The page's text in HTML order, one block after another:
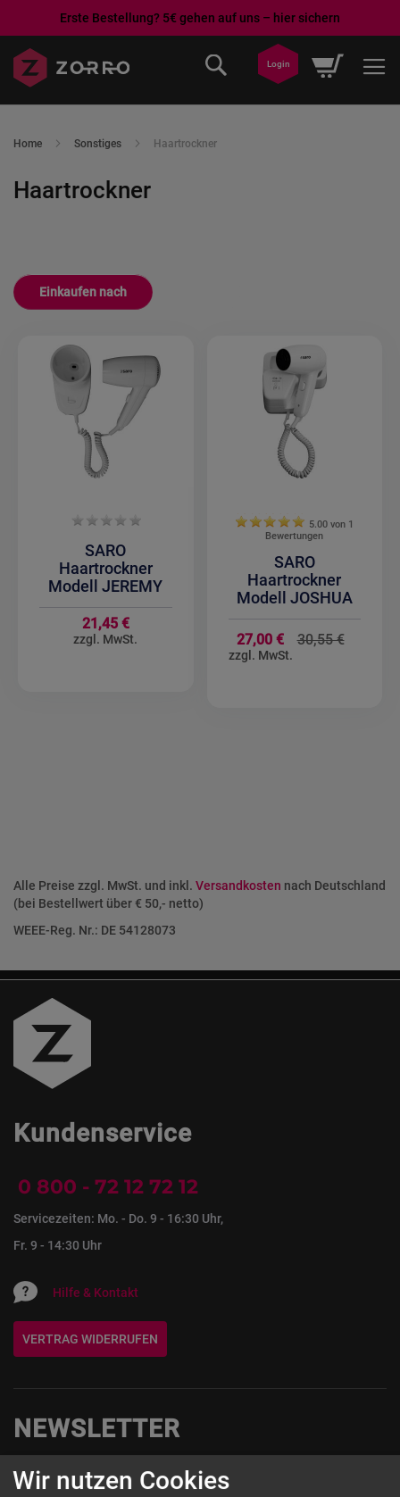
Erste Bestellung? 5€ gehen auf uns – hier sichern
zum
Mein
Login
Home Sonstiges Haartrockner
Haartrockner
SARO
Haartrockner
Modell JEREMY
21,45 €
5.00 von 1
Bewertungen
SARO
Haartrockner
Modell JOSHUA
27,00 € 30,55 €
Einkaufen nach
Alle Preise zzgl. MwSt. und inkl. Versandkosten nach Deutschland
(bei Bestellwert über € 50,- netto)
WEEE-Reg. Nr.: DE 54128073
Kundenservice
0 800 - 72 12 72 12
Servicezeiten: Mo. - Do. 9 - 16:30 Uhr,
Fr. 9 - 14:30 Uhr
Hilfe & Kontakt
VERTRAG WIDERRUFEN
NEWSLETTER
Melde Dich hier zum Newsletter an und sichere Dir einen 5€-
Wir nutzen Cookies